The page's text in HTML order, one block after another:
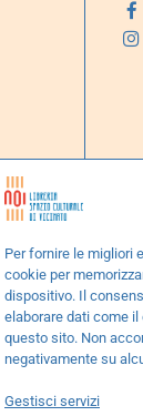
Per fornire le migliori
cookie per
dispositivo. Il
elaborare dati come
questo sito. Non
negativamente su
Gestisci servizi